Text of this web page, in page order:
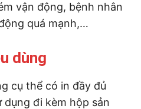
vận động, bệnh nhân
quá mạnh,…
dùng
cụ thể có in đầy đủ
đi kèm hộp sản